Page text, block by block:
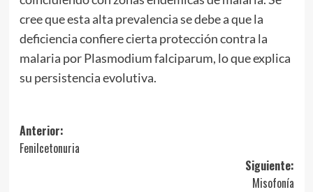
cree que esta alta prevalencia se debe a que la
deficiencia confiere cierta protección contra la
malaria por Plasmodium falciparum, lo que explica
su persistencia evolutiva.
Navegación
de
Anterior:
Fenilcetonuria
Siguiente:
Misofonía